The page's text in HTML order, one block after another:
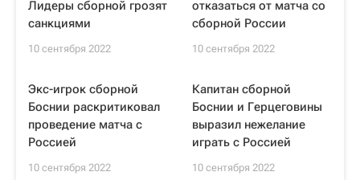
Лидеры сборной грозят
санкциями
10 сентября 2022
отказаться от матча со
сборной России
10 сентября 2022
Экс-игрок сборной
Боснии раскритиковал
проведение матча с
Россией
10 сентября 2022
Капитан сборной
Боснии и Герцеговины
выразил нежелание
играть с Россией
10 сентября 2022